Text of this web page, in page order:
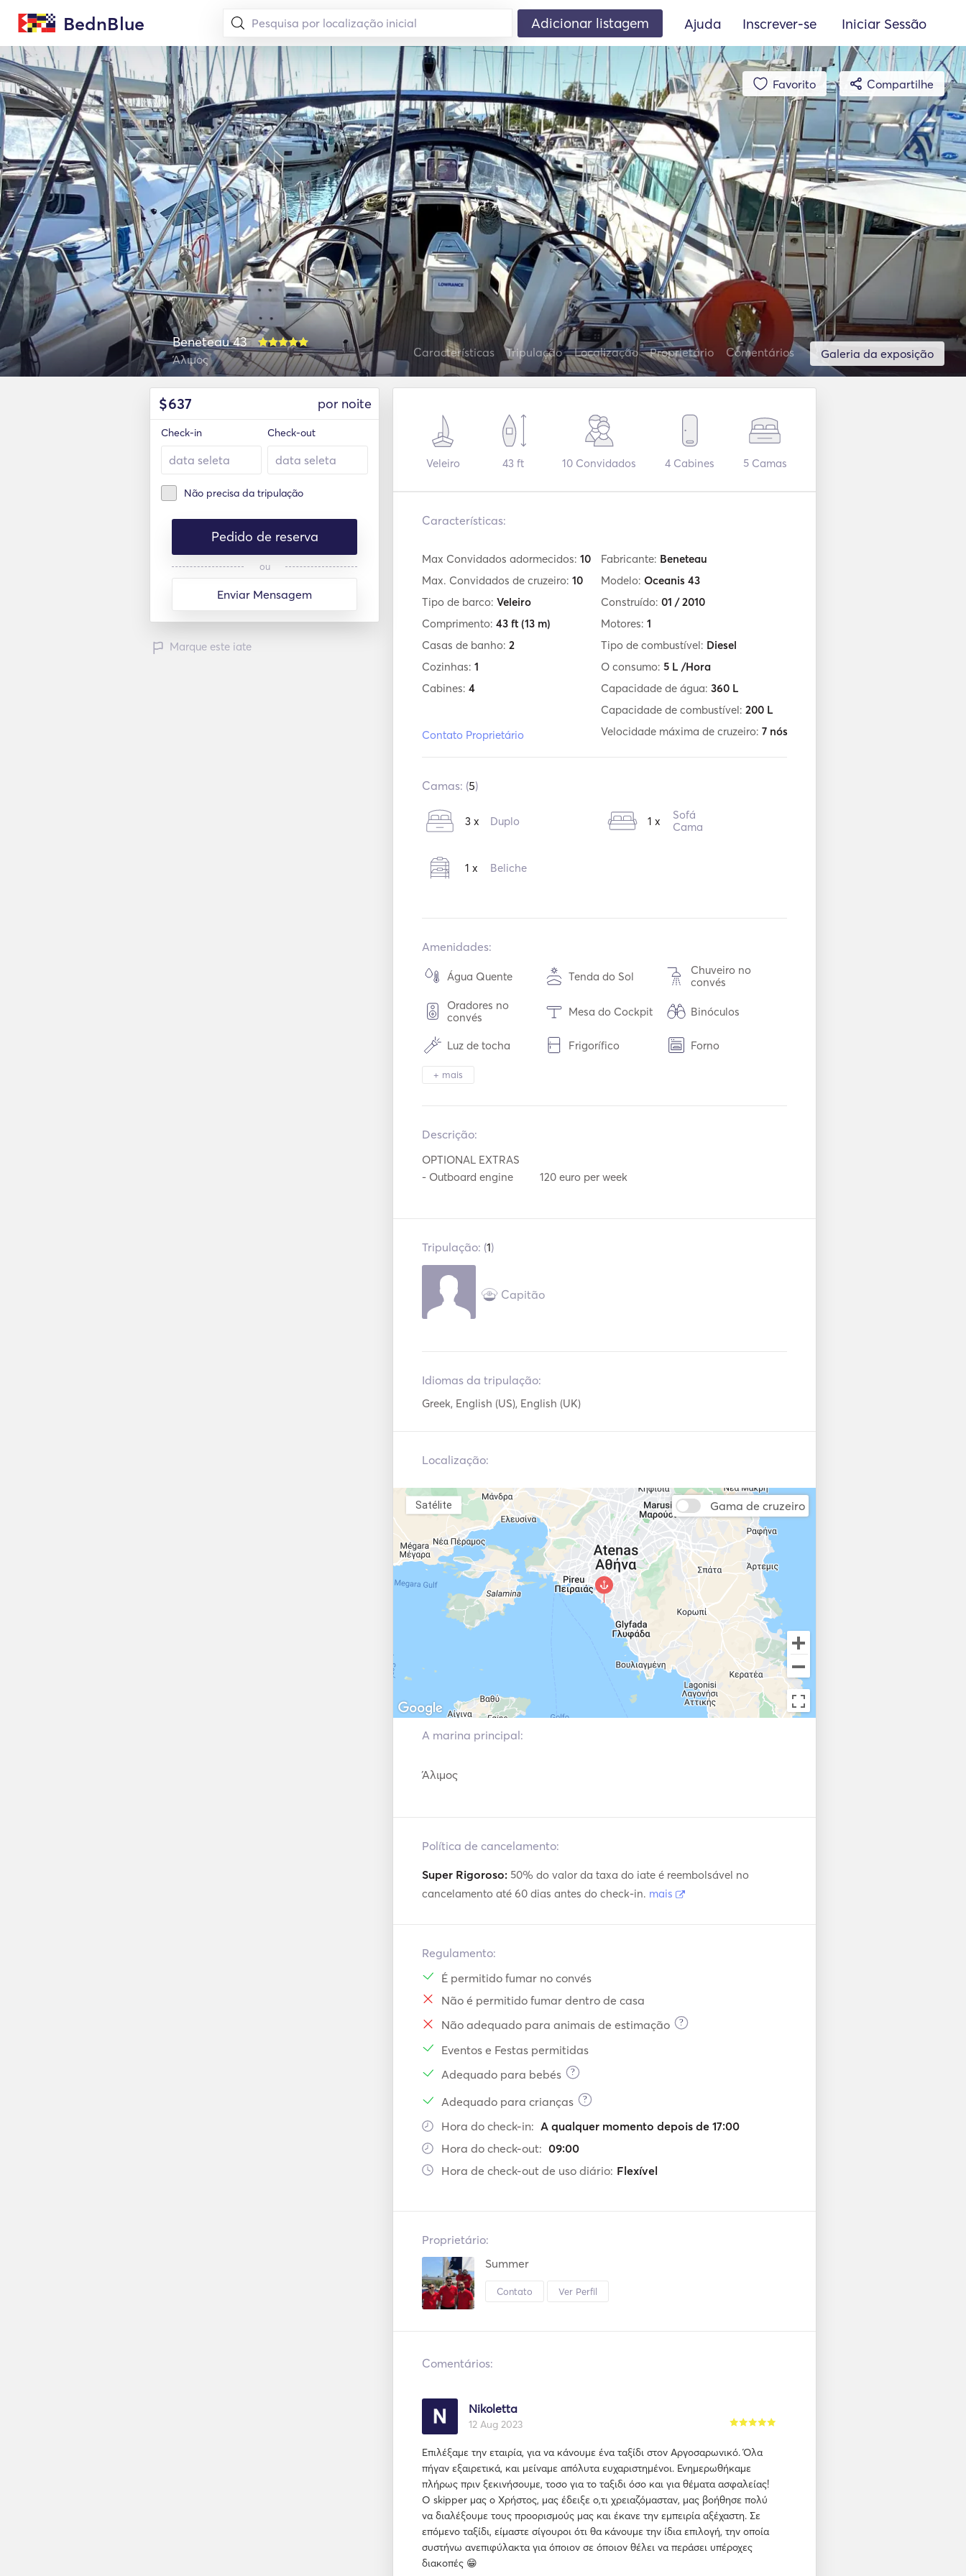
BednBlue Adicionar listagem Ajuda Inscrever-se Iniciar Sessão
Favorito Compartilhe
Galeria da exposição
Beneteau 43
Άλιμος Características Tripulação Localização Proprietário Comentários
$637 por noite
Check-in Check-out
Não precisa da tripulação
Pedido de reserva
ou
Enviar Mensagem
Marque este iate
Veleiro 43 ft 10 Convidados 4 Cabines 5Camas
Características:
Max Convidados adormecidos: 10
Max. Convidados de cruzeiro: 10
Tipo de barco: Veleiro
Comprimento: 43 ft (13 m)
Casas de banho: 2
Cozinhas: 1
Cabines: 4
Contato Proprietário
Fabricante: Beneteau
Modelo: Oceanis 43
Construído: 01 / 2010
Motores: 1
Tipo de combustível: Diesel
O consumo: 5 L /Hora
Capacidade de água: 360 L
Capacidade de combustível: 200 L
Velocidade máxima de cruzeiro: 7 nós
Camas: (5)
3 x Duplo 1 x
Sofá
Cama
1 x Beliche
Amenidades:
Água Quente Tenda do Sol
Chuveiro no
convés
Oradores no
convés
Mesa do Cockpit Binóculos
Luz de tocha Frigorífico Forno
Talheres / Óculos /
+ mais
Descrição:
OPTIONAL EXTRAS
- Outboard engine	 120 euro per week
Tripulação: (1)
Capitão
Idiomas da tripulação:
Greek, English (US), English (UK)
Localização:
Gama de cruzeiro
Satélite
A marina principal:
Άλιμος
Política de cancelamento:
Super Rigoroso: 50% do valor da taxa do iate é reembolsável no
cancelamento até 60 dias antes do check-in. mais
Regulamento:
É permitido fumar no convés
Não é permitido fumar dentro de casa
Não adequado para animais de estimação
?
Eventos e Festas permitidas
Adequado para bebés
?
Adequado para crianças ?
Hora do check-in: A qualquer momento depois de 17:00
Hora do check-out: 09:00
Hora de check-out de uso diário: Flexível
Proprietário:
Summer
Contato Ver Perfil
Comentários:
Nikoletta
12 Aug 2023
Επιλέξαμε την εταιρία, για να κάνουμε ένα ταξίδι στον Αργοσαρωνικό. Όλα
πήγαν εξαιρετικά, και μείναμε απόλυτα ευχαριστημένοι. Ενημερωθήκαμε
πλήρως πριν ξεκινήσουμε, τοσο για το ταξιδι όσο και για θέματα ασφαλείας!
Ο skipper μας ο Χρήστος, μας έδειξε ο,τι χρειαζόμασταν, μας βοήθησε πολύ
να διαλέξουμε τους προορισμούς μας και έκανε την εμπειρία αξέχαστη. Σε
επόμενο ταξίδι, είμαστε σίγουροι ότι θα κάνουμε την ίδια επιλογή, την οποία
συστήνω ανεπιφύλακτα για όποιον σε όποιον θέλει να περάσει υπέροχες
διακοπές 😁